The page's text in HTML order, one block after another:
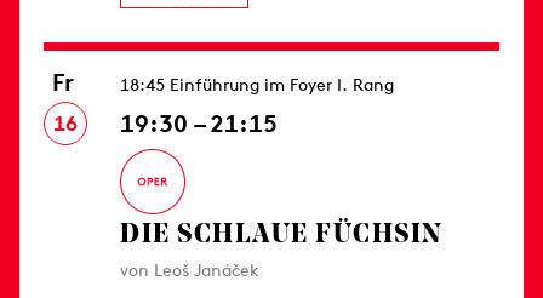
Fr
16
18:45 Einführung im Foyer I. Rang
19:30 – 21:15
DIE SCHLAUE FÜCHSIN
von Leoš Janáček